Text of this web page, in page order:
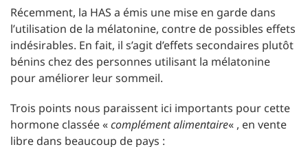
Récemment, la HAS a émis une mise en garde dans
l’utilisation de la mélatonine, contre de possibles effets
indésirables. En fait, il s’agit d’effets secondaires plutôt
bénins chez des personnes utilisant la mélatonine
pour améliorer leur sommeil.
Trois points nous paraissent ici importants pour cette
hormone classée «complément alimentaire« , en vente
libre dans beaucoup de pays :